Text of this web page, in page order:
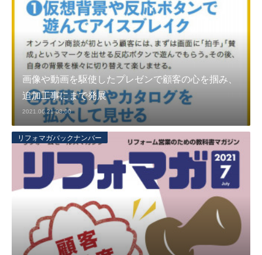
画像や動画を駆使したプレゼンで顧客の心を掴み、
追加工事にまで発展
2021.06.21 03:00
リフォマガバックナンバー